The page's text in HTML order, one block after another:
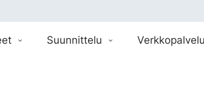
Suunnittelu